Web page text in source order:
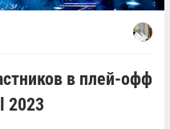
в плей-офф
2023